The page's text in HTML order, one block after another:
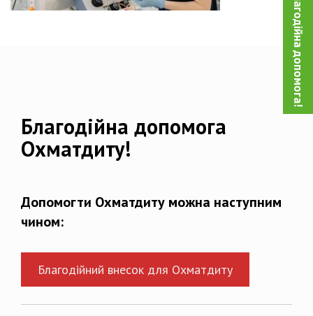
Благодійна допомога!
Благодійна допомога
Охматдиту!
Допомогти Охматдиту можна наступним
чином:
Благодійний внесок для Охматдиту